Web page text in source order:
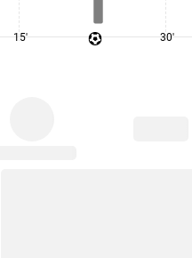
15' 30'